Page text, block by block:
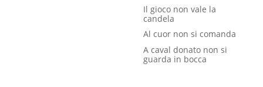
Il gioco non vale la
candela
Al cuor non si comanda
A caval donato non si
guarda in bocca